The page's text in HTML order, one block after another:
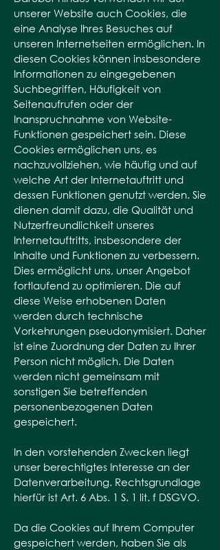
unserer Website auch Cookies, die
eine Analyse Ihres Besuches auf
unseren Internetseiten ermöglichen. In
diesen Cookies können insbesondere
Informationen zu eingegebenen
Suchbegriffen, Häufigkeit von
Seitenaufrufen oder der
Inanspruchnahme von Website-
Funktionen gespeichert sein. Diese
Cookies ermöglichen uns, es
nachzuvollziehen, wie häufig und auf
welche Art der Internetauftritt und
dessen Funktionen genutzt werden. Sie
dienen damit dazu, die Qualität und
Nutzerfreundlichkeit unseres
Internetauftritts, insbesondere der
Inhalte und Funktionen zu verbessern.
Dies ermöglicht uns, unser Angebot
fortlaufend zu optimieren. Die auf
diese Weise erhobenen Daten
werden durch technische
Vorkehrungen pseudonymisiert. Daher
ist eine Zuordnung der Daten zu Ihrer
Person nicht möglich. Die Daten
werden nicht gemeinsam mit
sonstigen Sie betreffenden
personenbezogenen Daten
gespeichert.
In den vorstehenden Zwecken liegt
unser berechtigtes Interesse an der
Datenverarbeitung. Rechtsgrundlage
hierfür ist Art. 6 Abs. 1 S. 1 lit. f DSGVO.
Da die Cookies auf Ihrem Computer
gespeichert werden, haben Sie als